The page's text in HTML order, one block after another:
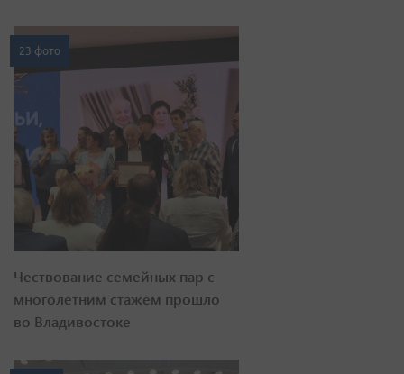
23 фото
Чествование семейных пар с
многолетним стажем прошло
во Владивостоке